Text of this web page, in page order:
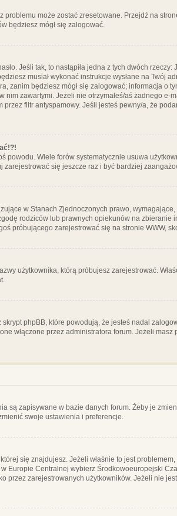
problemu może zostać zresetowane. Przejdź na
będziesz mógł się zalogować.
Jeśli tak, to nastąpiła jedna z tych dwóch rzeczy:
musiał wykonać instrukcje wysłane na Twój
zanim będziesz mógł się zalogować; informacja o
nim zawartymi. Jeżeli nie otrzymałeś/aś żadnego e-
filtr antyspamowy. Jeśli jesteś pewny/a, że
powodu. Wiele forów systematycznie usuwa
się jeszcze raz i być bardziej
w Stanach Zjednoczonych prawo,
rodziców lub prawnych opiekunów na zbieranie
próbującego zarejestrować się na stronie WWW,
użytkownika, którą próbujesz zarejestrować.
phpBB, które powodują, że jesteś nadal
włączone przez administratora forum. Jeżeli
są zapisywane w bazie danych forum. Żeby je
swoje ustawienia i preferencje.
się znajdujesz. Jeżeli właśnie to jest
Europie Centralnej wybierz Środkowoeuropejski
przez zarejestrowanych użytkowników. Jeżeli nie